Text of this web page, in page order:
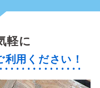
軽に
用ください！